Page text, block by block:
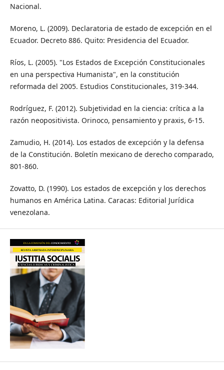
Nacional.
Moreno, L. (2009). Declaratoria de estado de excepción en el
Ecuador. Decreto 886. Quito: Presidencia del Ecuador.
Ríos, L. (2005). "Los Estados de Excepción Constitucionales
en una perspectiva Humanista", en la constitución
reformada del 2005. Estudios Constitucionales, 319-344.
Rodríguez, F. (2012). Subjetividad en la ciencia: crítica a la
razón neopositivista. Orinoco, pensamiento y praxis, 6-15.
Zamudio, H. (2014). Los estados de excepción y la defensa
de la Constitución. Boletín mexicano de derecho comparado,
801-860.
Zovatto, D. (1990). Los estados de excepción y los derechos
humanos en América Latina. Caracas: Editorial Jurídica
venezolana.